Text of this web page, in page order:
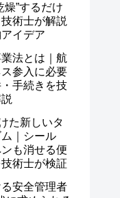
燥”するだけ
術士が解説
イデア
法とは｜航
参入に必要
手続きを技
た新しいタ
｜シール
も消せる便
術士が検証
安全管理者